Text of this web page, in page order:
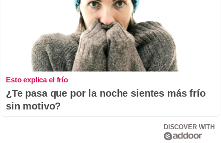
Esto explica el frío
¿Te pasa que por la noche sientes más frío
sin motivo?
DISCOVER WITH